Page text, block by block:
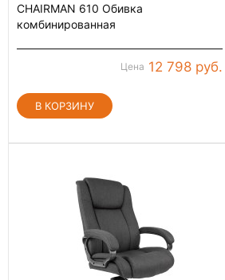
CHAIRMAN 610 Обивка
комбинированная
Цена 12 798 руб.